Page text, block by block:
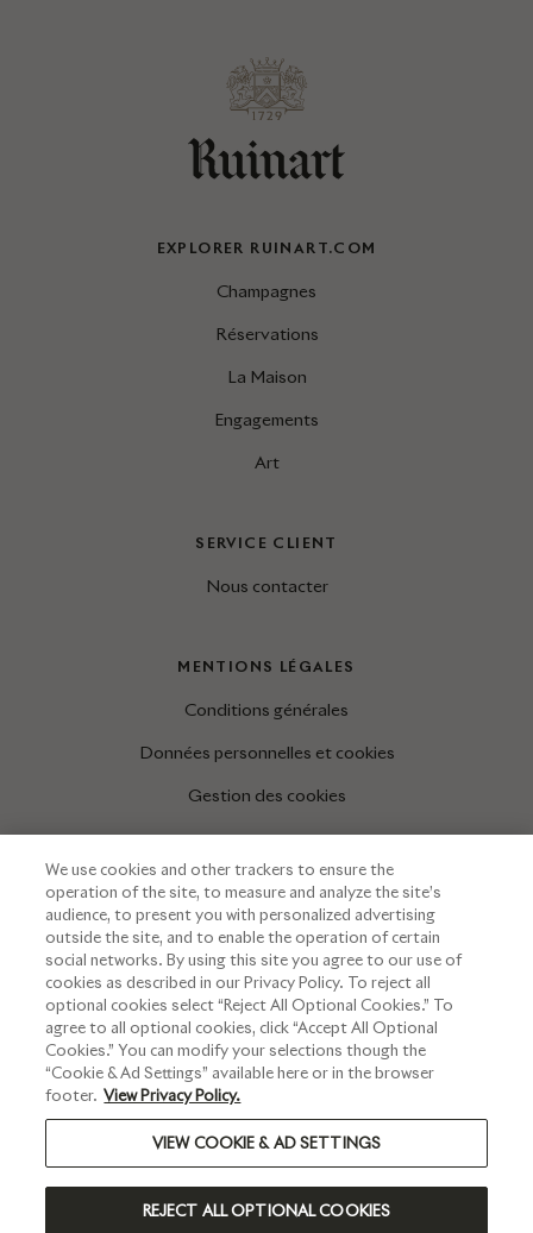
EXPLORER RUINART.COM
Champagnes
Réservations
La Maison
Engagements
Art
SERVICE CLIENT
Nous contacter
MENTIONS LÉGALES
Conditions générales
Données personnelles et cookies
Gestion des cookies
INFORMATIONS
Espace presse
L’ABUS D’ALCOOL EST DANGEREUX POUR LA SANTÉ. A
CONSOMMER AVEC MODÉRATION.
©2023 RUINART - TOUS DROITS RÉSERVÉS
We use cookies and other trackers to ensure the
operation of the site, to measure and analyze the site’s
audience, to present you with personalized advertising
outside the site, and to enable the operation of certain
social networks. By using this site you agree to our use of
cookies as described in our Privacy Policy. To reject all
optional cookies select “Reject All Optional Cookies.” To
agree to all optional cookies, click “Accept All Optional
Cookies.” You can modify your selections though the
“Cookie & Ad Settings” available here or in the browser
footer. View Privacy Policy.
VIEW COOKIE & AD SETTINGS
REJECT ALL OPTIONAL COOKIES